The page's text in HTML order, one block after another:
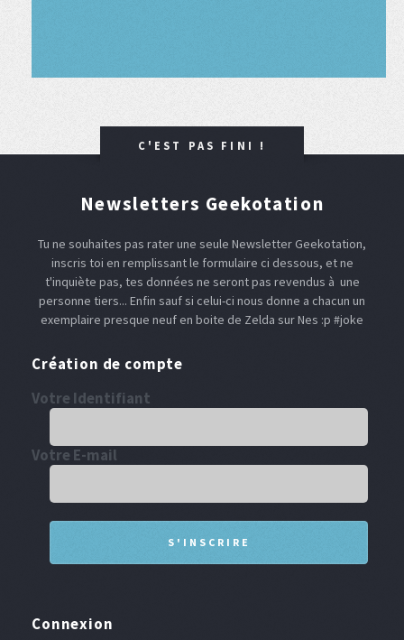
C'EST PAS FINI !
Newsletters Geekotation
Tu ne souhaites pas rater une seule Newsletter Geekotation,
inscris toi en remplissant le formulaire ci dessous, et ne
t'inquiète pas, tes données ne seront pas revendus à une
personne tiers... Enfin sauf si celui-ci nous donne a chacun un
exemplaire presque neuf en boite de Zelda sur Nes :p #joke
Création de compte
Votre Identifiant
Votre E-mail
Connexion